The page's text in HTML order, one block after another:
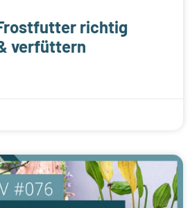
richtig
verfüttern